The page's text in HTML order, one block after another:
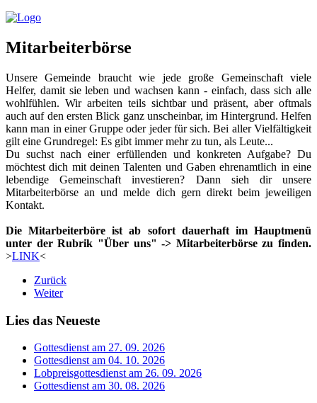
Mitarbeiterbörse
Unsere Gemeinde braucht wie jede große Gemeinschaft viele
Helfer, damit sie leben und wachsen kann - einfach, dass sich alle
wohlfühlen. Wir arbeiten teils sichtbar und präsent, aber oftmals
auch auf den ersten Blick ganz unscheinbar, im Hintergrund. Helfen
kann man in einer Gruppe oder jeder für sich. Bei aller Vielfältigkeit
gilt eine Grundregel: Es gibt immer mehr zu tun, als Leute...
Du suchst nach einer erfüllenden und konkreten Aufgabe? Du
möchtest dich mit deinen Talenten und Gaben ehrenamtlich in eine
lebendige Gemeinschaft investieren? Dann sieh dir unsere
Mitarbeiterbörse an und melde dich gern direkt beim jeweiligen
Kontakt.
Die Mitarbeiterböre ist ab sofort dauerhaft im Hauptmenü
unter der Rubrik "Über uns" -> Mitarbeiterbörse zu finden.
>LINK<
Zurück
Weiter
Lies das Neueste
Gottesdienst am 27. 09. 2026
Gottesdienst am 04. 10. 2026
Lobpreisgottesdienst am 26. 09. 2026
Gottesdienst am 30. 08. 2026